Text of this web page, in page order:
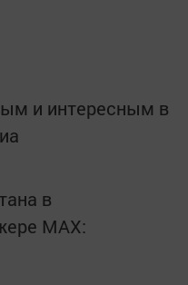
и интересным в
в
MАХ: